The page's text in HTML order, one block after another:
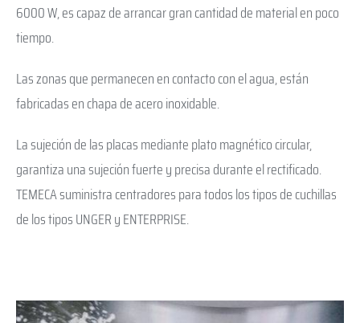
6000 W, es capaz de arrancar gran cantidad de material en poco
tiempo.
Las zonas que permanecen en contacto con el agua, están
fabricadas en chapa de acero inoxidable.
La sujeción de las placas mediante plato magnético circular,
garantiza una sujeción fuerte y precisa durante el rectificado.
TEMECA suministra centradores para todos los tipos de cuchillas
de los tipos UNGER y ENTERPRISE.